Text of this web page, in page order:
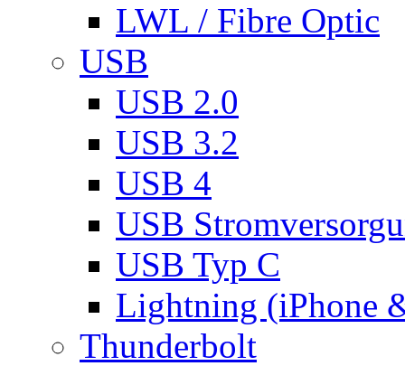
LWL / Fibre Optic
USB
USB 2.0
USB 3.2
USB 4
USB
USB Typ C
Lightning (iPhone
Thunderbolt